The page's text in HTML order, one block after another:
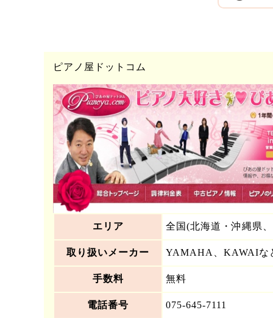
ピアノ屋ドットコム
エリア 全国(北海道・沖縄県
取り扱いメーカー YAMAHA、KAWAIな
手数料 無料
電話番号 075-645-7111